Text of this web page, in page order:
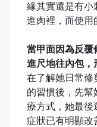
緣其實還是有小
進肉裡，而使用
當甲面因為反覆
進尺地往內包，
在了解她日常修
的習慣後，先幫
療方式，她最後
症狀已有明顯改